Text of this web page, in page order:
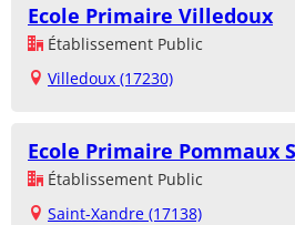
Ecole Primaire Villedoux
Établissement Public
Villedoux (17230)
Ecole Primaire Pommaux
Établissement Public
Saint-Xandre (17138)